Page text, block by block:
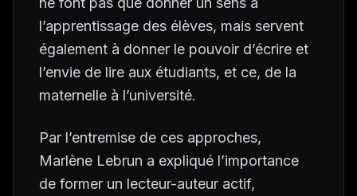
l’apprentissage des élèves, mais servent
également à donner le pouvoir d’écrire et
l’envie de lire aux étudiants, et ce, de la
maternelle à l’université.
Par l’entremise de ces approches,
Marlène Lebrun a expliqué l’importance
de former un lecteur-auteur actif,